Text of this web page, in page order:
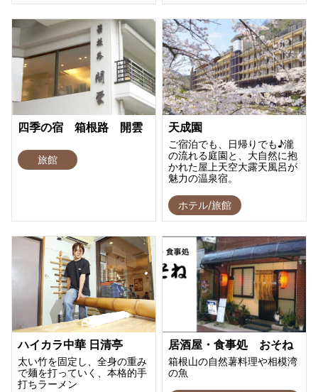
四季の宿 箱根路 開雲
旅館
天成園
ご宿泊でも、日帰りでも♪瀧
の流れる庭園と、大自然に抱
かれた屋上天空大露天風呂が
魅力の温泉宿。
ホテル/旅館
ハイカラ中華 日清亭
太い竹を固定し、全身の重み
で麺を打っていく、本格的手
打ちラーメン
居酒屋・食事処 おそね
箱根山の自然薯料理や相模湾
の魚